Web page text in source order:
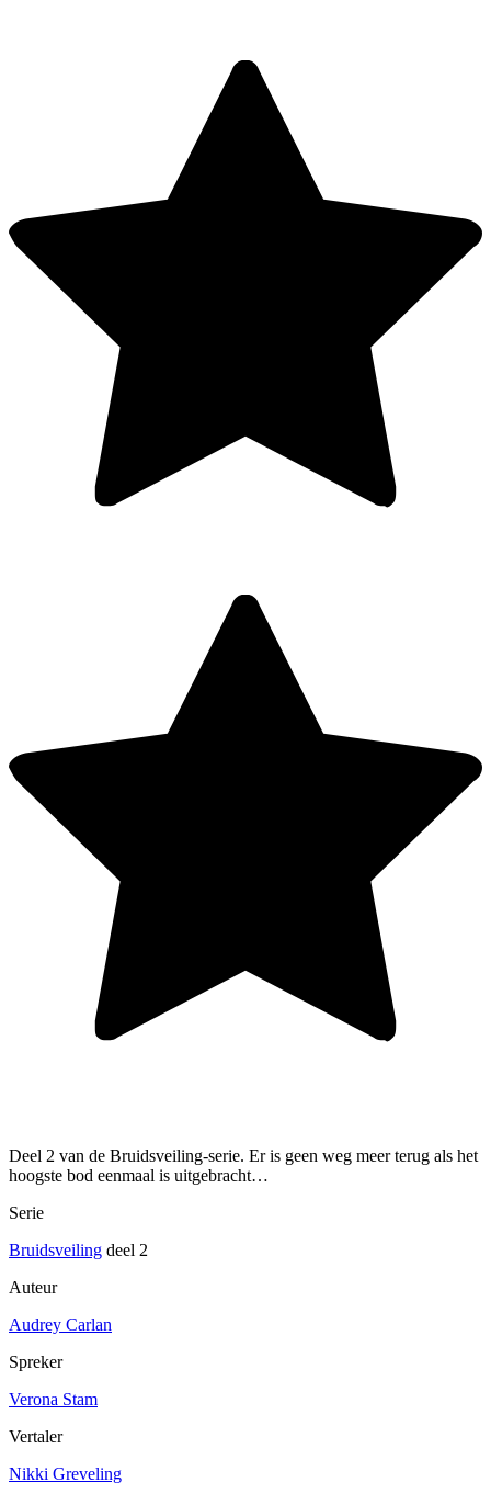
Deel 2 van de Bruidsveiling-serie. Er is geen weg meer terug als het
hoogste bod eenmaal is uitgebracht…
Serie
Bruidsveiling deel 2
Auteur
Audrey Carlan
Spreker
Verona Stam
Vertaler
Nikki Greveling